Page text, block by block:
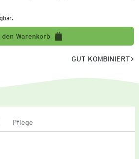
den Warenkorb
GUT KOMBINIERT
Pflege